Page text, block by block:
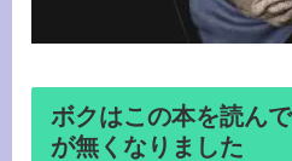
ボクはこの本を読ん
が無くなりました